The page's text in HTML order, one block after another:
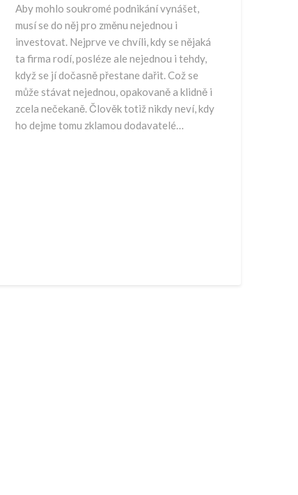
Aby mohlo soukromé podnikání vynášet,
musí se do něj pro změnu nejednou i
investovat. Nejprve ve chvíli, kdy se nějaká
ta firma rodí, posléze ale nejednou i tehdy,
když se jí dočasně přestane dařit. Což se
může stávat nejednou, opakovaně a klidně i
zcela nečekaně. Člověk totiž nikdy neví, kdy
ho dejme tomu zklamou dodavatelé…